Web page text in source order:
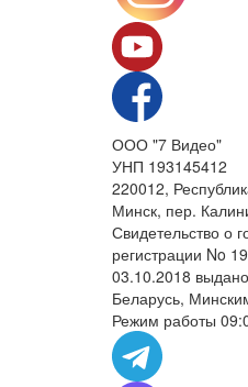
ООО "7 Видео"
УНП 193145412
220012,
Минск, пер.
Свидетельство о
регистрации No
03.10.2018
Беларусь,
Режим работы